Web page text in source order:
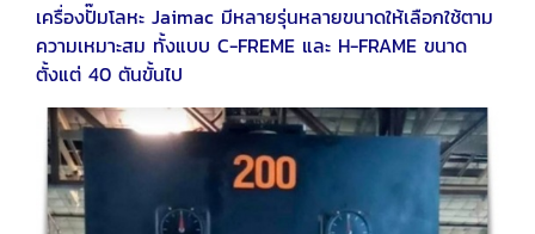
เครื่องปั๊มโลหะ Jaimac มีหลายรุ่นหลายขนาดให้เลือกใช้ตาม
ความเหมาะสม ทั้งแบบ C-FREME และ H-FRAME ขนาด
ตั้งแต่ 40 ตันขั้นไป